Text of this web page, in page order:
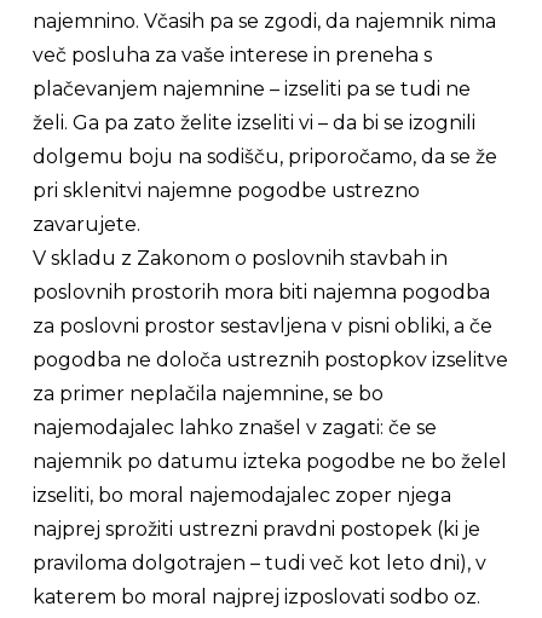
najemnino. Včasih pa se zgodi, da najemnik nima
več posluha za vaše interese in preneha s
plačevanjem najemnine – izseliti pa se tudi ne
želi. Ga pa zato želite izseliti vi – da bi se izognili
dolgemu boju na sodišču, priporočamo, da se že
pri sklenitvi najemne pogodbe ustrezno
zavarujete.
V skladu z Zakonom o poslovnih stavbah in
poslovnih prostorih mora biti najemna pogodba
za poslovni prostor sestavljena v pisni obliki, a če
pogodba ne določa ustreznih postopkov izselitve
za primer neplačila najemnine, se bo
najemodajalec lahko znašel v zagati: če se
najemnik po datumu izteka pogodbe ne bo želel
izseliti, bo moral najemodajalec zoper njega
najprej sprožiti ustrezni pravdni postopek (ki je
praviloma dolgotrajen – tudi več kot leto dni), v
katerem bo moral najprej izposlovati sodbo oz.